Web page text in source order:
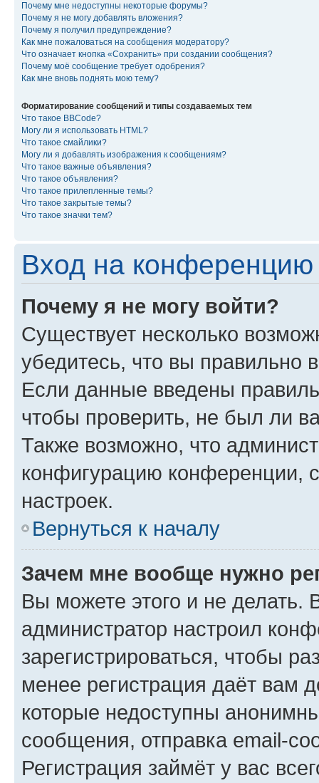
Почему мне недоступны некоторые форумы?
Почему я не могу добавлять вложения?
Почему я получил предупреждение?
Как мне пожаловаться на сообщения модератору?
Что означает кнопка «Сохранить» при создании сообщения?
Почему моё сообщение требует одобрения?
Как мне вновь поднять мою тему?
Форматирование сообщений и типы создаваемых тем
Что такое BBCode?
Могу ли я использовать HTML?
Что такое смайлики?
Могу ли я добавлять изображения к сообщениям?
Что такое важные объявления?
Что такое объявления?
Что такое прилепленные темы?
Что такое закрытые темы?
Что такое значки тем?
Вход на конференцию
Почему я не могу войти?
Существует несколько
убедитесь, что вы правильно
Если данные введены
чтобы проверить, не был ли
Также возможно, что
конфигурацию конференции,
настроек.
Вернуться к началу
Зачем мне вообще нужно
Вы можете этого и не делать.
администратор настроил
зарегистрироваться, чтобы
менее регистрация даёт вам
которые недоступны
сообщения, отправка email-
Регистрация займёт у вас